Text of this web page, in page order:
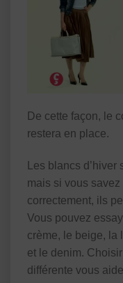
De cette façon, le
restera en place.
Les blancs
mais si vous
correctement, ils
Vous pouvez
crème, le beige, la
et le denim.
différente vous